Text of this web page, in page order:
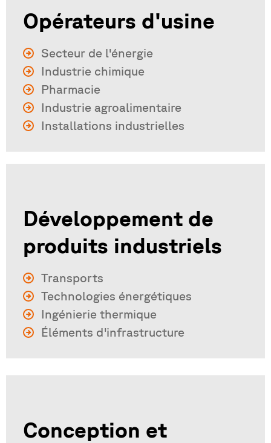
Opérateurs d'usine
Secteur de l'énergie
Industrie chimique
Pharmacie
Industrie agroalimentaire
Installations industrielles
Développement de
produits industriels
Transports
Technologies énergétiques
Ingénierie thermique
Éléments d'infrastructure
Conception et